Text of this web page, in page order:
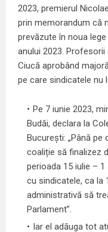
2023, premierul
prin memorandum că
prevăzute în noua
anului 2023.
Ciucă aprobând
pe care sindicatele nu
Pe 7 iunie 2023,
Budăi, declara la
București: „Până pe
coaliție să finalizez
perioada 15 iulie –
cu sindicatele, ca la
administrativă să
Parlament”.
Iar el adăuga tot